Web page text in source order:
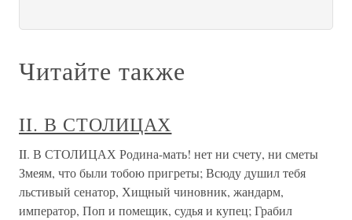
Читайте также
II. В СТОЛИЦАХ
II. В СТОЛИЦАХ Родина-мать! нет ни счету, ни сметы
Змеям, что были тобою пригреты; Всюду душил тебя
льстивый сенатор, Хищный чиновник, жандарм,
император, Поп и помещик, судья и купец; Грабил